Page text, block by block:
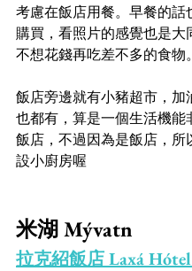
考慮在飯店用餐。早餐的話
購買，看照片的感覺也是大
不想花錢再吃差不多的食物。
飯店旁邊就有小豬超市，加
也都有，算是一個生活機能
飯店，不過因為是飯店，所
設小廚房喔
米湖 Mývatn
拉克紹飯店 Laxá Hótel